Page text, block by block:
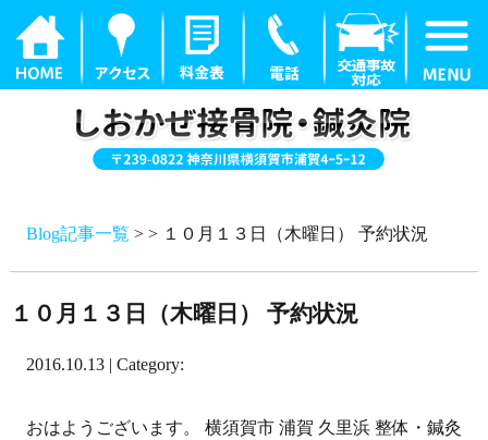
Blog記事一覧 > > １０月１３日（木曜日） 予約状況
１０月１３日（木曜日） 予約状況
2016.10.13 | Category:
おはようございます。 横須賀市 浦賀 久里浜 整体・鍼灸